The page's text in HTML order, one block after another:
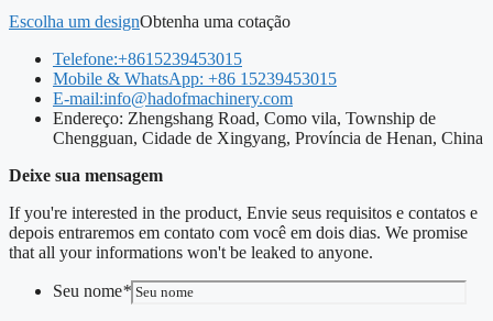
Escolha um designObtenha uma cotação
Telefone:+8615239453015
Mobile & WhatsApp: +86 15239453015
E-mail:info@hadofmachinery.com
Endereço: Zhengshang Road, Como vila, Township de
Chengguan, Cidade de Xingyang, Província de Henan, China
Deixe sua mensagem
If you're interested in the product, Envie seus requisitos e contatos e
depois entraremos em contato com você em dois dias. We promise
that all your informations won't be leaked to anyone.
Seu nome*